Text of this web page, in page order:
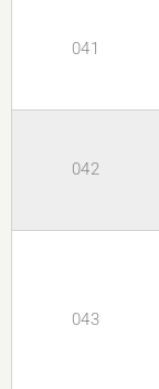
041
042
043